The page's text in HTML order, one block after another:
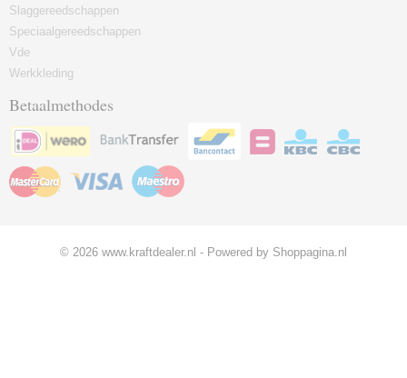
Slaggereedschappen
Speciaalgereedschappen
Vde
Werkkleding
Betaalmethodes
© 2026 www.kraftdealer.nl - Powered by Shoppagina.nl